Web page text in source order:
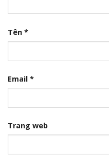
Tên *
Email *
Trang web